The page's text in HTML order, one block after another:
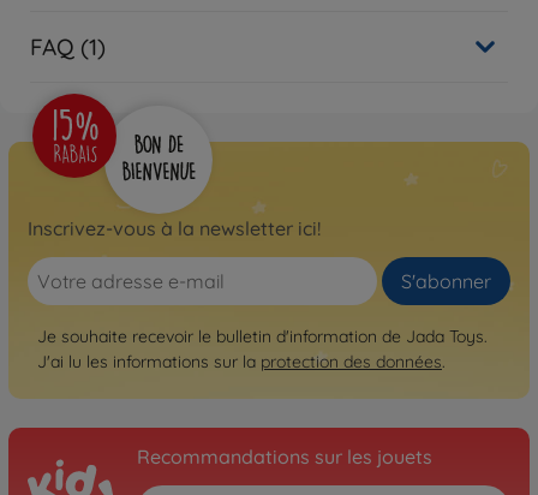
FAQ (1)
Inscrivez-vous à la newsletter ici!
S'abonner
Je souhaite recevoir le bulletin d'information de Jada Toys.
J'ai lu les informations sur la protection des données.
Recommandations sur les jouets